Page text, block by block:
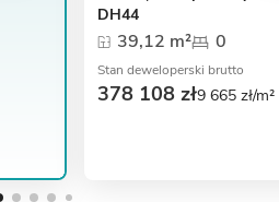
DH44
39,12 m² 0
Stan deweloperski brutto
378 108 zł9 665 zł/m²